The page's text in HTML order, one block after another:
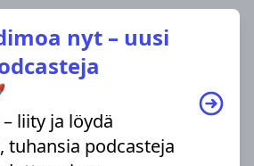
nyt – uusi
liity ja löydä
tuhansia podcasteja